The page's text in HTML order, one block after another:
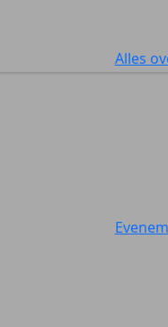
Alles